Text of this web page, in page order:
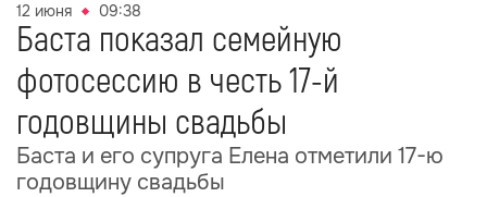
12 июня 09:38
Баста показал семейную
фотосессию в честь 17-й
годовщины свадьбы
Баста и его супруга Елена отметили 17-ю
годовщину свадьбы